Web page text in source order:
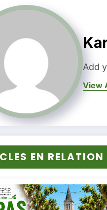
Add
View
EN RELATION